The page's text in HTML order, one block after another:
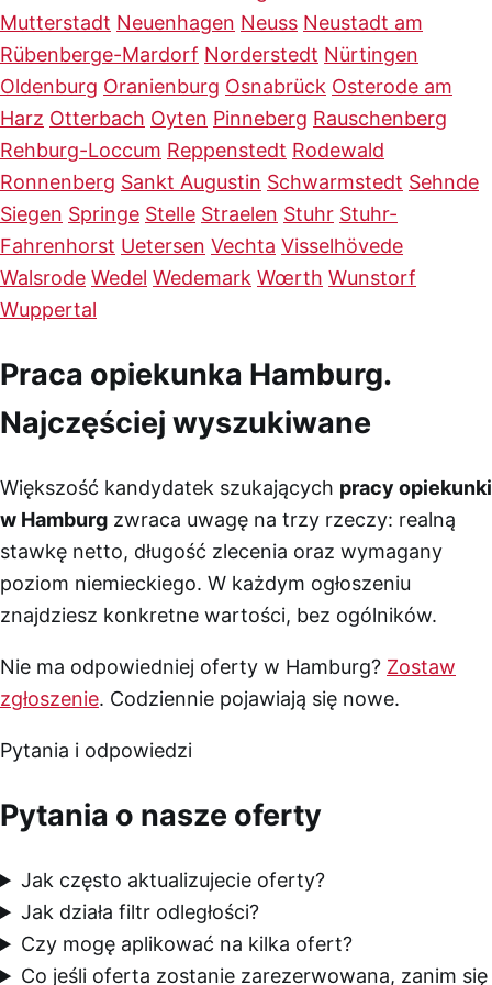
Mutterstadt Neuenhagen Neuss Neustadt am
Rübenberge-Mardorf Norderstedt Nürtingen
Oldenburg Oranienburg Osnabrück Osterode am
Harz Otterbach Oyten Pinneberg Rauschenberg
Rehburg-Loccum Reppenstedt Rodewald
Ronnenberg Sankt Augustin Schwarmstedt Sehnde
Siegen Springe Stelle Straelen Stuhr Stuhr-
Fahrenhorst Uetersen Vechta Visselhövede
Walsrode Wedel Wedemark Wœrth Wunstorf
Wuppertal
Praca opiekunka Hamburg.
Najczęściej wyszukiwane
Większość kandydatek szukających pracy opiekunki
w Hamburg zwraca uwagę na trzy rzeczy: realną
stawkę netto, długość zlecenia oraz wymagany
poziom niemieckiego. W każdym ogłoszeniu
znajdziesz konkretne wartości, bez ogólników.
Nie ma odpowiedniej oferty w Hamburg? Zostaw
zgłoszenie. Codziennie pojawiają się nowe.
Pytania i odpowiedzi
Pytania o nasze oferty
Jak często aktualizujecie oferty?
Jak działa filtr odległości?
Czy mogę aplikować na kilka ofert?
Co jeśli oferta zostanie zarezerwowana, zanim się